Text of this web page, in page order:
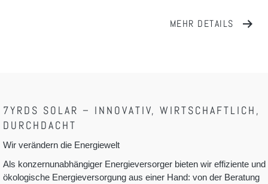
MEHR DETAILS
7YRDS SOLAR – INNOVATIV, WIRTSCHAFTLICH,
DURCHDACHT
Wir verändern die Energiewelt
Als konzernunabhängiger Energieversorger bieten wir effiziente und
ökologische Energieversorgung aus einer Hand: von der Beratung